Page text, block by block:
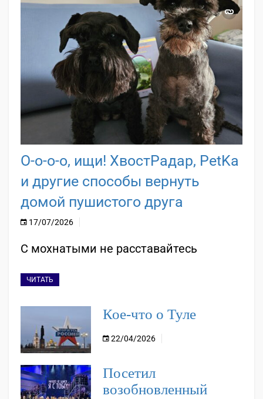
О-о-о-о, ищи! ХвостРадар, PetKa
и другие способы вернуть
домой пушистого друга
17/07/2026
С мохнатыми не расставайтесь
ЧИТАТЬ
Кое-что о Туле
22/04/2026
Посетил
возобновленный